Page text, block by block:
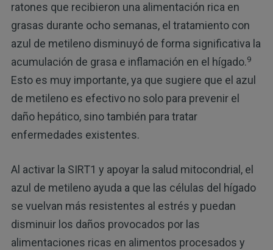
ratones que recibieron una alimentación rica en
grasas durante ocho semanas, el tratamiento con
azul de metileno disminuyó de forma significativa la
acumulación de grasa e inflamación en el hígado.9
Esto es muy importante, ya que sugiere que el azul
de metileno es efectivo no solo para prevenir el
daño hepático, sino también para tratar
enfermedades existentes.
Al activar la SIRT1 y apoyar la salud mitocondrial, el
azul de metileno ayuda a que las células del hígado
se vuelvan más resistentes al estrés y puedan
disminuir los daños provocados por las
alimentaciones ricas en alimentos procesados y